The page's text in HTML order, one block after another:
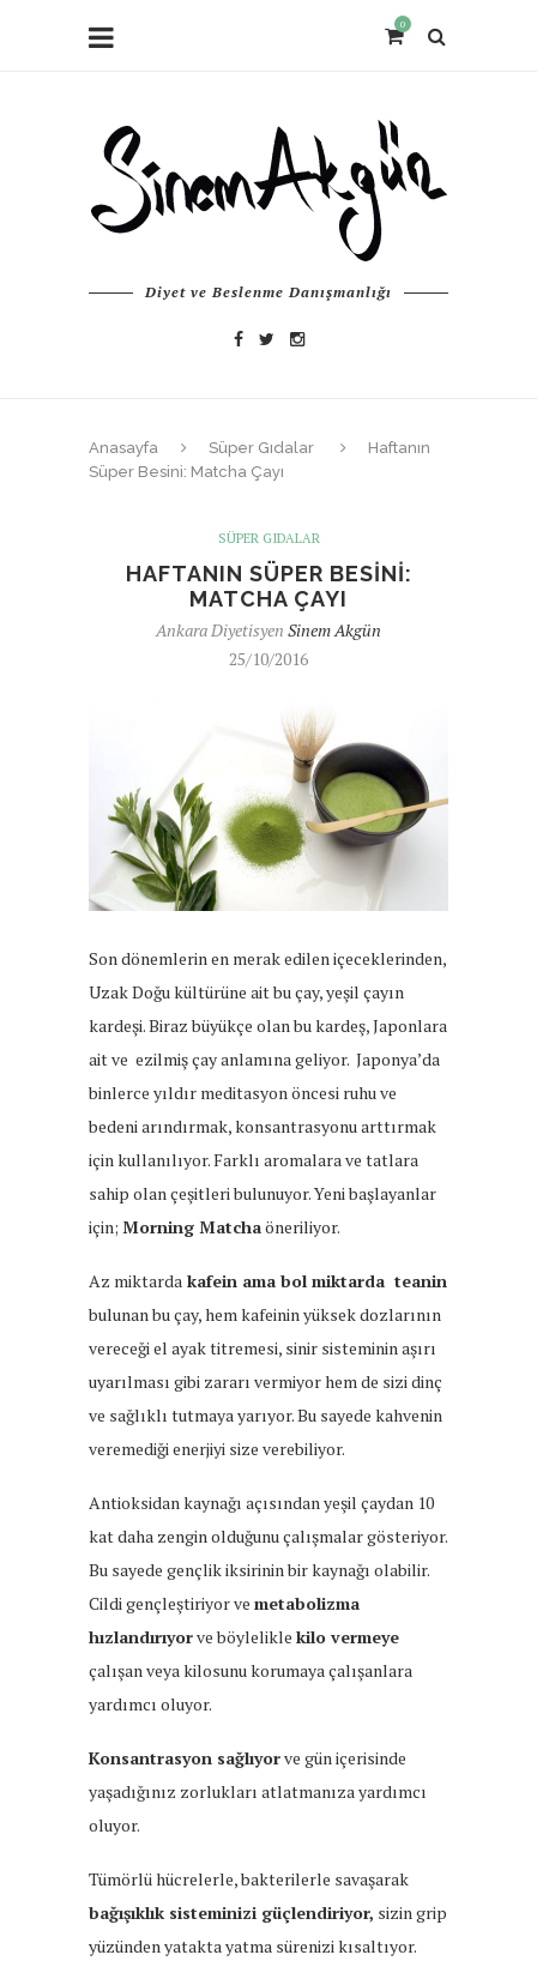
0
Diyet ve Beslenme Danışmanlığı
Anasayfa Süper Gıdalar
Haftanın
Süper Besini: Matcha Çayı
SÜPER GIDALAR
HAFTANIN SÜPER BESINI:
MATCHA ÇAYI
Ankara Diyetisyen Sinem Akgün
25/10/2016
Son dönemlerin en merak edilen içeceklerinden,
Uzak Doğu kültürüne ait bu çay, yeşil çayın
kardeşi. Biraz büyükçe olan bu kardeş, Japonlara
ait ve ezilmiş çay anlamına geliyor. Japonya’da
binlerce yıldır meditasyon öncesi ruhu ve
bedeni arındırmak, konsantrasyonu arttırmak
için kullanılıyor. Farklı aromalara ve tatlara
sahip olan çeşitleri bulunuyor. Yeni başlayanlar
için; Morning Matchaöneriliyor.
Az miktarda kafein ama bol miktarda teanin
bulunan bu çay, hem kafeinin yüksek dozlarının
vereceği el ayak titremesi, sinir sisteminin aşırı
uyarılması gibi zararı vermiyor hem de sizi dinç
ve sağlıklı tutmaya yarıyor. Bu sayede kahvenin
veremediği enerjiyi size verebiliyor.
Antioksidan kaynağı açısından yeşil çaydan 10
kat daha zengin olduğunu çalışmalar gösteriyor.
Bu sayede gençlik iksirinin bir kaynağı olabilir.
Cildi gençleştiriyor ve metabolizma
hızlandırıyorve böylelikle kilo vermeye
çalışan veya kilosunu korumaya çalışanlara
yardımcı oluyor.
Konsantrasyon sağlıyorve gün içerisinde
yaşadığınız zorlukları atlatmanıza yardımcı
oluyor.
Tümörlü hücrelerle, bakterilerle savaşarak
bağışıklık sisteminizi güçlendiriyor, sizin grip
yüzünden yatakta yatma sürenizi kısaltıyor.